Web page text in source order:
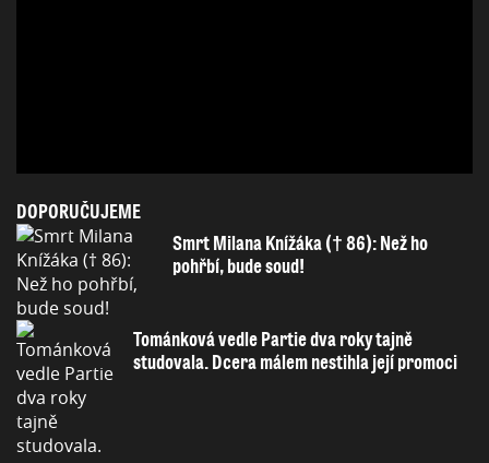
DOPORUČUJEME
Smrt Milana Knížáka († 86): Než ho
pohřbí, bude soud!
Tománková vedle Partie dva roky tajně
studovala. Dcera málem nestihla její promoci